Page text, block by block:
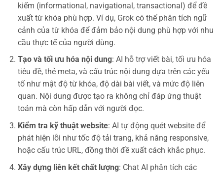
kiếm (informational, navigational, transactional) để đề
xuất từ khóa phù hợp. Ví dụ, Grok có thể phân tích ngữ
cảnh của từ khóa để đảm bảo nội dung phù hợp với nhu
cầu thực tế của người dùng.
Tạo và tối ưu hóa nội dung: AI hỗ trợ viết bài, tối ưu hóa
tiêu đề, thẻ meta, và cấu trúc nội dung dựa trên các yếu
tố như mật độ từ khóa, độ dài bài viết, và mức độ liên
quan. Nội dung được tạo ra không chỉ đáp ứng thuật
toán mà còn hấp dẫn với người đọc.
Kiểm tra kỹ thuật website: AI tự động quét website để
phát hiện lỗi như tốc độ tải trang, khả năng responsive,
hoặc cấu trúc URL, đồng thời đề xuất cách khắc phục.
Xây dựng liên kết chất lượng: Chat AI phân tích các